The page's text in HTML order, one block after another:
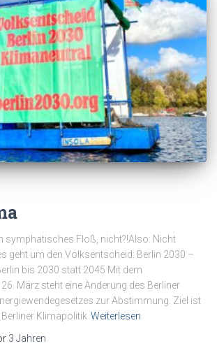
symphatisches Floß, nicht?!Also: Nicht
geht um den Volksentscheid: Berlin 2030 –
bis 2030 statt 2045 Mit dem
März steht eine Änderung des Berliner
zur Abstimmung. Ziel ist
Klimapolitik Weiterlesen
3 Jahren